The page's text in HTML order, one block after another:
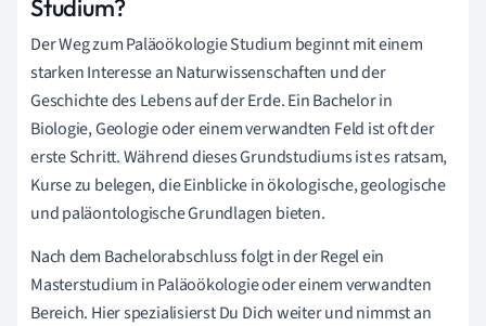
Studium?
Der Weg zum Paläoökologie Studium beginnt mit einem
starken Interesse an Naturwissenschaften und der
Geschichte des Lebens auf der Erde. Ein Bachelor in
Biologie, Geologie oder einem verwandten Feld ist oft der
erste Schritt. Während dieses Grundstudiums ist es ratsam,
Kurse zu belegen, die Einblicke in ökologische, geologische
und paläontologische Grundlagen bieten.
Nach dem Bachelorabschluss folgt in der Regel ein
Masterstudium in Paläoökologie oder einem verwandten
Bereich. Hier spezialisierst Du Dich weiter und nimmst an